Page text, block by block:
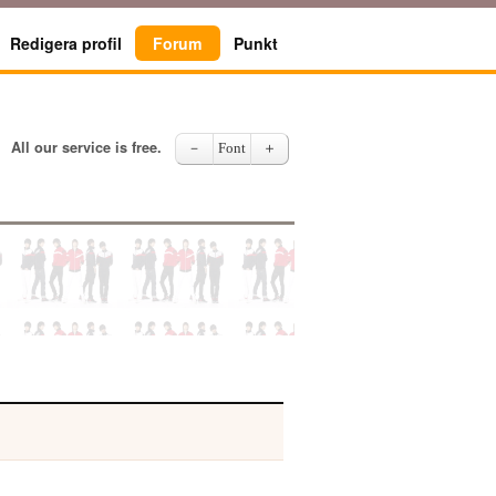
Redigera profil Forum Punkt
All our service is free. － Font ＋